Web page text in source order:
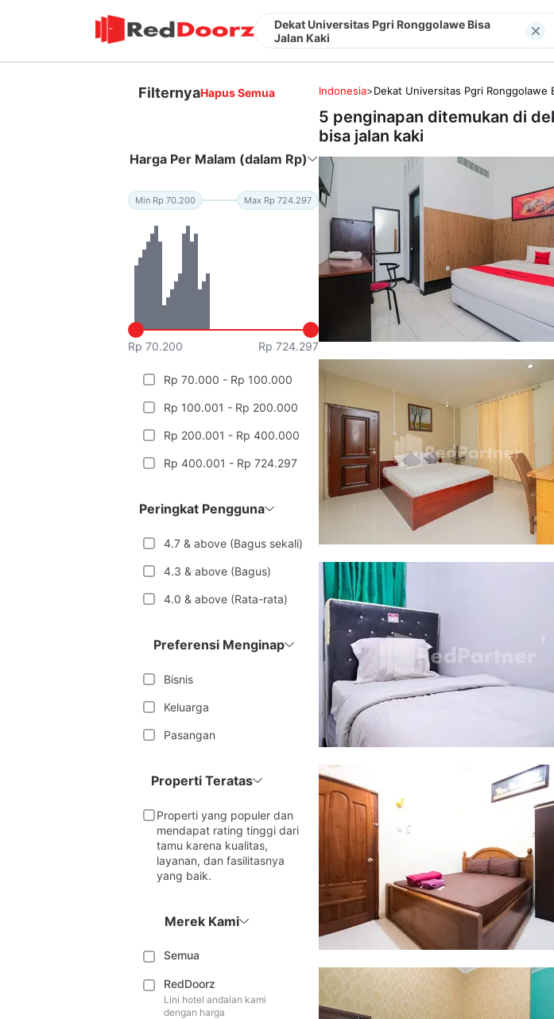
Dekat Universitas Pgri Ronggolawe Bisa
Jalan Kaki
FilternyaHapus Semua
Harga Per Malam (dalam Rp)
Min Rp 70.200 Max Rp 724.297
Rp 70.200 Rp 724.297
Rp 70.000 - Rp 100.000
Rp 100.001 - Rp 200.000
Rp 200.001 - Rp 400.000
Rp 400.001 - Rp 724.297
Peringkat Pengguna
4.7 & above (Bagus sekali)
4.3 & above (Bagus)
4.0 & above (Rata-rata)
Preferensi Menginap
Bisnis
Keluarga
Pasangan
Properti Teratas
Properti yang populer dan
mendapat rating tinggi dari
tamu karena kualitas,
layanan, dan fasilitasnya
yang baik.
Merek Kami
Semua
RedDoorz
Lini hotel andalan kami
dengan harga
Indonesia>Dekat Universitas Pgri Ronggolawe
5 penginapan ditemukan di
bisa jalan kaki